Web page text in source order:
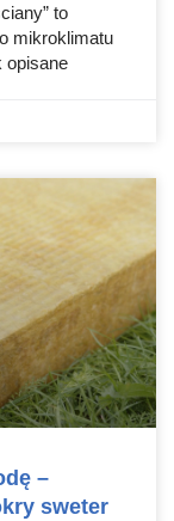
to
mikroklimatu
opisane
–
sweter